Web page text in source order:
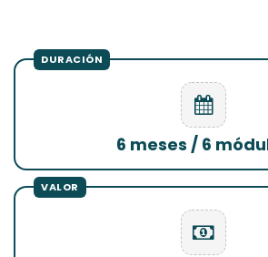
6 meses / 6